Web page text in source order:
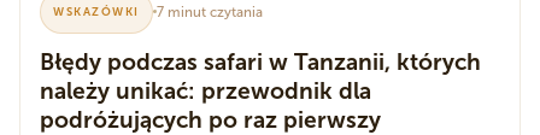
WSKAZÓWKI 7 minut czytania
Błędy podczas safari w Tanzanii, których
należy unikać: przewodnik dla
podróżujących po raz pierwszy